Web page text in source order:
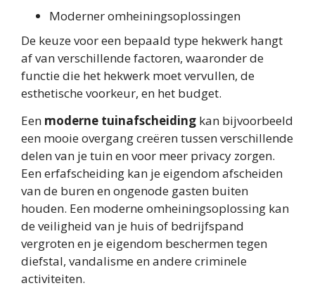
Moderner omheiningsoplossingen
De keuze voor een bepaald type hekwerk hangt
af van verschillende factoren, waaronder de
functie die het hekwerk moet vervullen, de
esthetische voorkeur, en het budget.
Een moderne tuinafscheiding kan bijvoorbeeld
een mooie overgang creëren tussen verschillende
delen van je tuin en voor meer privacy zorgen.
Een erfafscheiding kan je eigendom afscheiden
van de buren en ongenode gasten buiten
houden. Een moderne omheiningsoplossing kan
de veiligheid van je huis of bedrijfspand
vergroten en je eigendom beschermen tegen
diefstal, vandalisme en andere criminele
activiteiten.